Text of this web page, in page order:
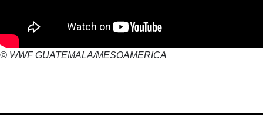
© WWF GUATEMALA/MESOAMERICA